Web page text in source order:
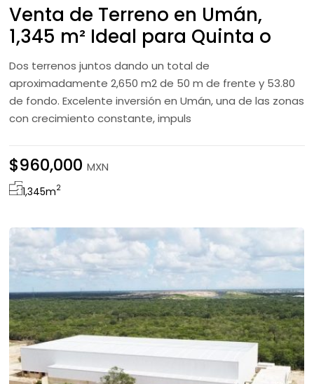
Venta de Terreno en Umán,
1,345 m² Ideal para Quinta o
Desarrollo habitacional
Dos terrenos juntos dando un total de
aproximadamente 2,650 m2 de 50 m de frente y 53.80
de fondo. Excelente inversión en Umán, una de las zonas
con crecimiento constante, impuls
$960,000MXN
1,345m2